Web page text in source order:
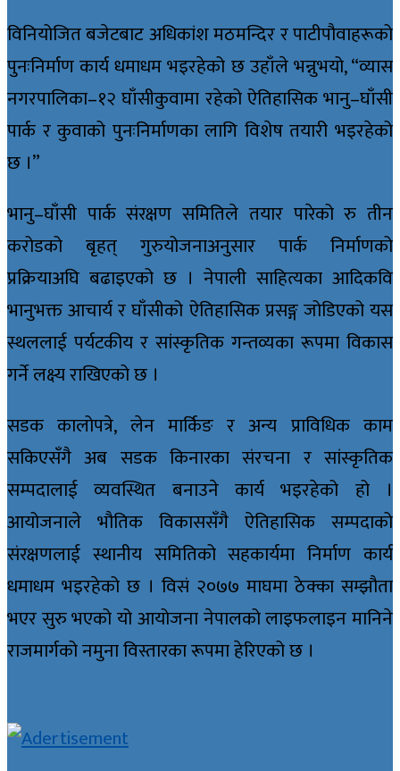
विनियोजित बजेटबाट अधिकांश मठमन्दिर र पाटीपौवाहरूको
पुनःनिर्माण कार्य धमाधम भइरहेको छ उहाँले भन्नुभयो, “व्यास
नगरपालिका–१२ घाँसीकुवामा रहेको ऐतिहासिक भानु–घाँसी
पार्क र कुवाको पुनःनिर्माणका लागि विशेष तयारी भइरहेको
छ ।”
भानु–घाँसी पार्क संरक्षण समितिले तयार पारेको रु तीन
करोडको बृहत् गुरुयोजनाअनुसार पार्क निर्माणको
प्रक्रियाअघि बढाइएको छ । नेपाली साहित्यका आदिकवि
भानुभक्त आचार्य र घाँसीको ऐतिहासिक प्रसङ्ग जोडिएको यस
स्थललाई पर्यटकीय र सांस्कृतिक गन्तव्यका रूपमा विकास
गर्ने लक्ष्य राखिएको छ ।
सडक कालोपत्रे, लेन मार्किङ र अन्य प्राविधिक काम
सकिएसँगै अब सडक किनारका संरचना र सांस्कृतिक
सम्पदालाई व्यवस्थित बनाउने कार्य भइरहेको हो ।
आयोजनाले भौतिक विकाससँगै ऐतिहासिक सम्पदाको
संरक्षणलाई स्थानीय समितिको सहकार्यमा निर्माण कार्य
धमाधम भइरहेको छ । विसं २०७७ माघमा ठेक्का सम्झौता
भएर सुरु भएको यो आयोजना नेपालको लाइफलाइन मानिने
राजमार्गको नमुना विस्तारका रूपमा हेरिएको छ ।